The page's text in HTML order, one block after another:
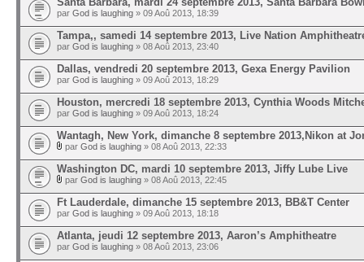
par God is laughing » 09 Aoû 2013, 18:39
Tampa,, samedi 14 septembre 2013, Live Nation
par God is laughing » 08 Aoû 2013, 23:40
Dallas, vendredi 20 septembre 2013, Gexa Energy Pavilion
par God is laughing » 09 Aoû 2013, 18:29
Houston, mercredi 18 septembre 2013, Cynthia Woods
par God is laughing » 09 Aoû 2013, 18:24
Wantagh, New York, dimanche 8 septembre 2013,Nikon at
par God is laughing » 08 Aoû 2013, 22:33
Washington DC, mardi 10 septembre 2013, Jiffy Lube Live
par God is laughing » 08 Aoû 2013, 22:45
Ft Lauderdale, dimanche 15 septembre 2013, BB&T Center
par God is laughing » 09 Aoû 2013, 18:18
Atlanta, jeudi 12 septembre 2013, Aaron’s Amphitheatre
par God is laughing » 08 Aoû 2013, 23:06